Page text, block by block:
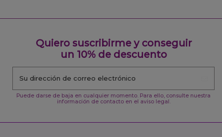
Quiero suscribirme y conseguir
un 10% de descuento
Puede darse de baja en cualquier momento. Para ello, consulte nuestra
información de contacto en el aviso legal.